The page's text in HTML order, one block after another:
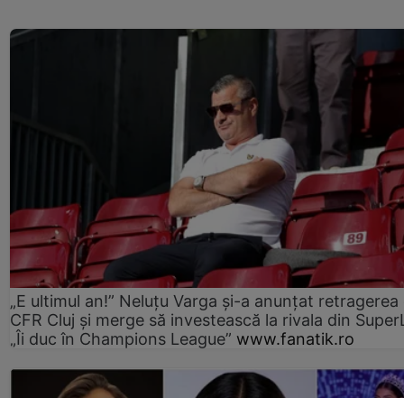
„E ultimul an!” Neluțu Varga și-a anunțat retragerea
CFR Cluj și merge să investească la rivala din
„Îi duc în Champions League” www.fanatik.ro